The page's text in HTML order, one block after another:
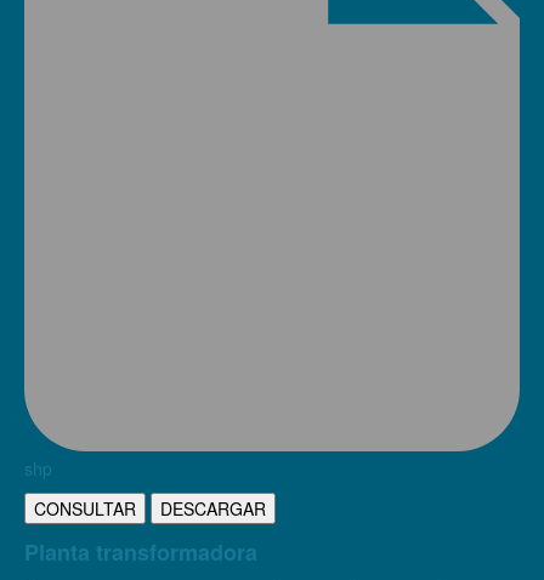
shp
CONSULTAR
DESCARGAR
Planta transformadora